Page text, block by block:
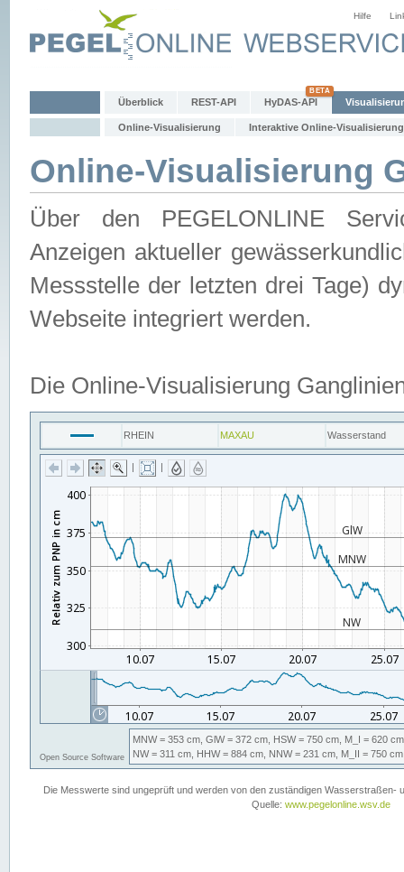
Hilfe
Überblick REST-API HyDAS-API
Online-Visualisierung Interaktive Online-Visualisierung
Online-Visualisierung
Über den PEGELONLINE
Anzeigen aktueller
Messstelle der letzten drei Tage)
Webseite integriert werden.
Die Online-Visualisierung